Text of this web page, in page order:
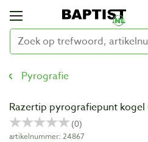
Pyrografie
Razertip pyrografiepunt
artikelnummer: 24867